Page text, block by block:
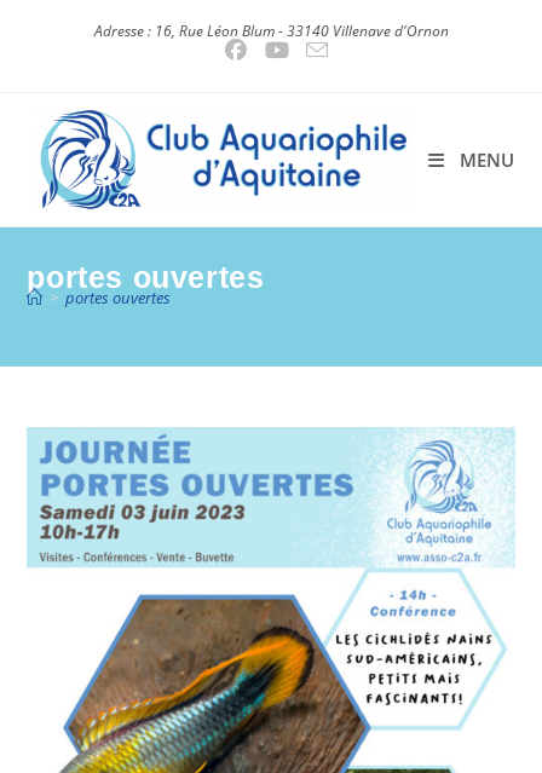
Adresse : 16, Rue Léon Blum - 33140 Villenave d'Ornon
MENU
portes ouvertes
> portes ouvertes